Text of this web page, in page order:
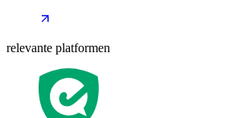
relevante platformen